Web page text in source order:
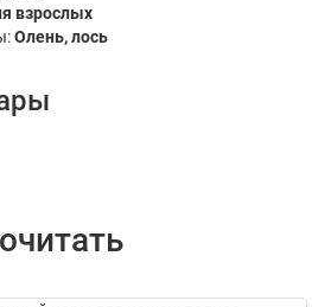
взрослых
Олень, лось